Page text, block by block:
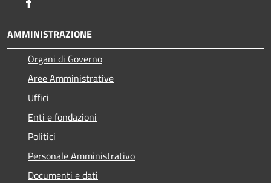
AMMINISTRAZIONE
Organi di Governo
Aree Amministrative
Uffici
Enti e fondazioni
Politici
Personale Amministrativo
Documenti e dati